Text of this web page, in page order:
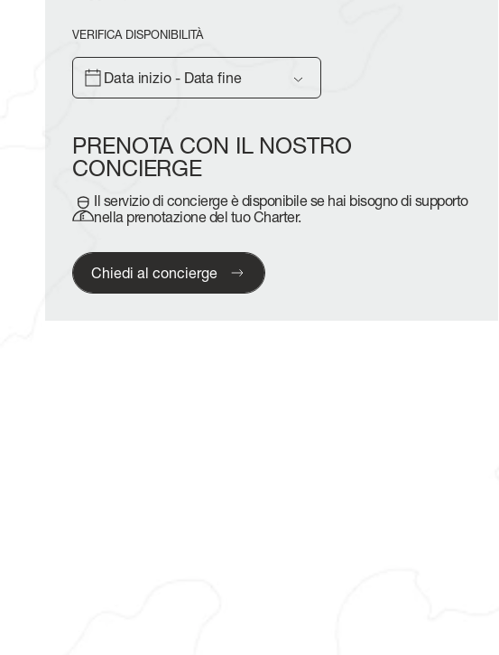
VERIFICA DISPONIBILITÀ
Data inizio - Data fine
PRENOTA CON IL NOSTRO
CONCIERGE
Il servizio di concierge è disponibile se hai bisogno di supporto
nella prenotazione del tuo Charter.
Chiedi al concierge